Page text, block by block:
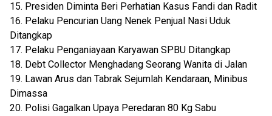
15. Presiden Diminta Beri Perhatian Kasus Fandi dan Radit
16. Pelaku Pencurian Uang Nenek Penjual Nasi Uduk
Ditangkap
17. Pelaku Penganiayaan Karyawan SPBU Ditangkap
18. Debt Collector Menghadang Seorang Wanita di Jalan
19. Lawan Arus dan Tabrak Sejumlah Kendaraan, Minibus
Dimassa
20. Polisi Gagalkan Upaya Peredaran 80 Kg Sabu